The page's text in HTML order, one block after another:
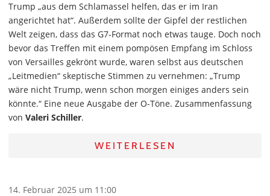
Trump „aus dem Schlamassel helfen, das er im Iran
angerichtet hat“. Außerdem sollte der Gipfel der restlichen
Welt zeigen, dass das G7-Format noch etwas tauge. Doch noch
bevor das Treffen mit einem pompösen Empfang im Schloss
von Versailles gekrönt wurde, waren selbst aus deutschen
„Leitmedien“ skeptische Stimmen zu vernehmen: „Trump
wäre nicht Trump, wenn schon morgen einiges anders sein
könnte.“ Eine neue Ausgabe der O-Töne. Zusammenfassung
von Valeri Schiller.
WEITERLESEN
14. Februar 2025 um 11:00